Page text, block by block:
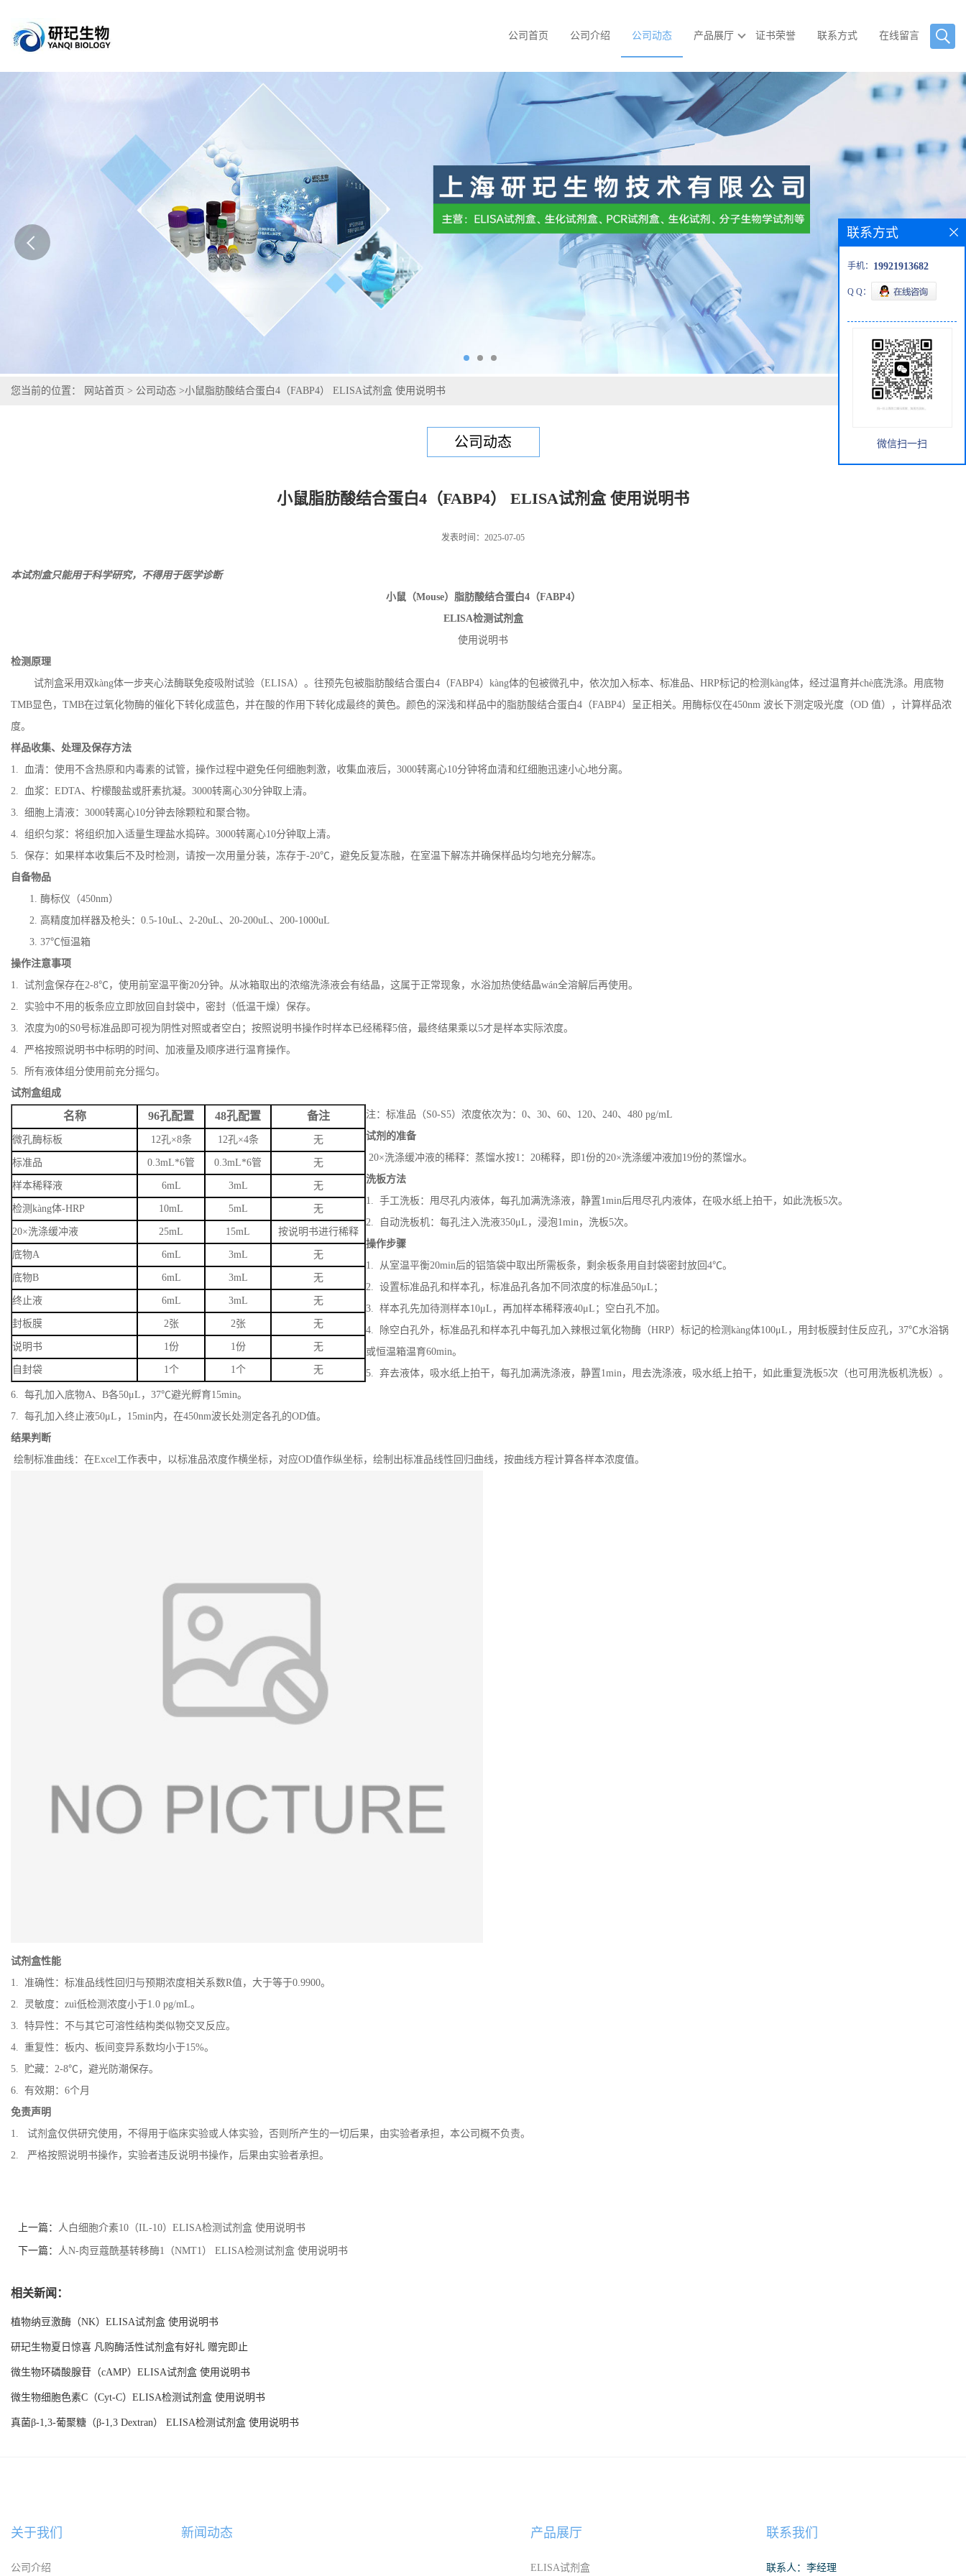
公司首页 公司介绍 公司动态 产品展厅 证书荣誉 联系方式 在线留言
您当前的位置： 网站首页 > 公司动态 >小鼠脂肪酸结合蛋白4（FABP4） ELISA试剂盒 使用说明书
公司动态
小鼠脂肪酸结合蛋白4（FABP4） ELISA试剂盒 使用说明书
发表时间：2025-07-05
本试剂盒只能用于科学研究，不得用于医学诊断
小鼠（Mouse） 脂肪酸结合蛋白4（FABP4）
ELISA检测试剂盒
使用说明书
检测原理
试剂盒采用双kàng体一步夹心法酶联免疫吸附试验（ELISA）。往预先包被脂肪酸结合蛋白4（FABP4）kàng体的包被微孔中，依次加入标本、标准品、HRP标记的检测kàng体，经过温育并chè底洗涤。用底物
TMB显色，TMB在过氧化物酶的催化下转化成蓝色，并在酸的作用下转化成最终的黄色。颜色的深浅和样品中的脂肪酸结合蛋白4（FABP4）呈正相关。用酶标仪在450nm 波长下测定吸光度（OD 值），计算样品浓
度。
样品收集、处理及保存方法
1. 血清：使用不含热原和内毒素的试管，操作过程中避免任何细胞刺激，收集血液后，3000转离心10分钟将血清和红细胞迅速小心地分离。
2. 血浆：EDTA、柠檬酸盐或肝素抗凝。3000转离心30分钟取上清。
3. 细胞上清液：3000转离心10分钟去除颗粒和聚合物。
4. 组织匀浆：将组织加入适量生理盐水捣碎。3000转离心10分钟取上清。
5. 保存：如果样本收集后不及时检测，请按一次用量分装，冻存于-20℃，避免反复冻融，在室温下解冻并确保样品均匀地充分解冻。
自备物品
1. 酶标仪（450nm）
2. 高精度加样器及枪头：0.5-10uL、2-20uL、20-200uL、200-1000uL
3. 37℃恒温箱
操作注意事项
1. 试剂盒保存在2-8℃，使用前室温平衡20分钟。从冰箱取出的浓缩洗涤液会有结晶，这属于正常现象，水浴加热使结晶wán全溶解后再使用。
2. 实验中不用的板条应立即放回自封袋中，密封（低温干燥）保存。
3. 浓度为0的S0号标准品即可视为阴性对照或者空白；按照说明书操作时样本已经稀释5倍，最终结果乘以5才是样本实际浓度。
4. 严格按照说明书中标明的时间、加液量及顺序进行温育操作。
5. 所有液体组分使用前充分摇匀。
试剂盒组成
名称 96孔配置 48孔配置 备注
微孔酶标板 12孔×8条 12孔×4条 无
标准品 0.3mL*6管 0.3mL*6管 无
样本稀释液 6mL 3mL 无
检测kàng体-HRP 10mL 5mL 无
20×洗涤缓冲液 25mL 15mL 按说明书进行稀释
底物A 6mL 3mL 无
底物B 6mL 3mL 无
终止液 6mL 3mL 无
封板膜 2张 2张 无
说明书 1份 1份 无
自封袋 1个 1个 无
注：标准品（S0-S5）浓度依次为：0、30、60、120、240、480 pg/mL
试剂的准备
20×洗涤缓冲液的稀释：蒸馏水按1：20稀释，即1份的20×洗涤缓冲液加19份的蒸馏水。
洗板方法
1. 手工洗板：甩尽孔内液体，每孔加满洗涤液，静置1min后甩尽孔内液体，在吸水纸上拍干，如此洗板5次。
2. 自动洗板机：每孔注入洗液350μL，浸泡1min，洗板5次。
操作步骤
1. 从室温平衡20min后的铝箔袋中取出所需板条，剩余板条用自封袋密封放回4℃。
2. 设置标准品孔和样本孔，标准品孔各加不同浓度的标准品50μL；
3. 样本孔先加待测样本10μL，再加样本稀释液40μL；空白孔不加。
4. 除空白孔外，标准品孔和样本孔中每孔加入辣根过氧化物酶（HRP）标记的检测kàng体100μL，用封板膜封住反应孔，37℃水浴锅
或恒温箱温育60min。
5. 弃去液体，吸水纸上拍干，每孔加满洗涤液，静置1min，甩去洗涤液，吸水纸上拍干，如此重复洗板5次（也可用洗板机洗板）。
6. 每孔加入底物A、B各50μL，37℃避光孵育15min。
7. 每孔加入终止液50μL，15min内，在450nm波长处测定各孔的OD值。
结果判断
绘制标准曲线：在Excel工作表中，以标准品浓度作横坐标，对应OD值作纵坐标，绘制出标准品线性回归曲线，按曲线方程计算各样本浓度值。
试剂盒性能
1. 准确性：标准品线性回归与预期浓度相关系数R值，大于等于0.9900。
2. 灵敏度：zuì低检测浓度小于1.0 pg/mL。
3. 特异性：不与其它可溶性结构类似物交叉反应。
4. 重复性：板内、板间变异系数均小于15%。
5. 贮藏：2-8℃，避光防潮保存。
6. 有效期：6个月
免责声明
1. 试剂盒仅供研究使用，不得用于临床实验或人体实验，否则所产生的一切后果，由实验者承担，本公司概不负责。
2. 严格按照说明书操作，实验者违反说明书操作，后果由实验者承担。
上一篇： 人白细胞介素10（IL-10）ELISA检测试剂盒 使用说明书
下一篇： 人N-肉豆蔻酰基转移酶1（NMT1） ELISA检测试剂盒 使用说明书
相关新闻：
植物纳豆激酶（NK）ELISA试剂盒 使用说明书
研玘生物夏日惊喜 凡购酶活性试剂盒有好礼 赠完即止
微生物环磷酸腺苷（cAMP）ELISA试剂盒 使用说明书
微生物细胞色素C（Cyt-C）ELISA检测试剂盒 使用说明书
真菌β-1,3-葡聚糖（β-1,3 Dextran） ELISA检测试剂盒 使用说明书
联系方式
手机： 19921913682
Q Q：
微信扫一扫
关于我们
公司介绍
新闻动态 产品展厅
ELISA试剂盒
联系我们
联系人：李经理